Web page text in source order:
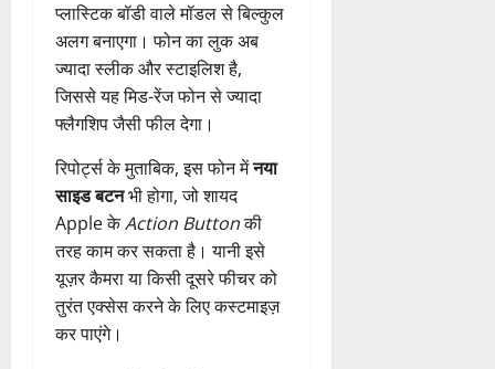
प्लास्टिक बॉडी वाले मॉडल से बिल्कुल
अलग बनाएगा। फोन का लुक अब
ज्यादा स्लीक और स्टाइलिश है,
जिससे यह मिड-रेंज फोन से ज्यादा
फ्लैगशिप जैसी फील देगा।
रिपोर्ट्स के मुताबिक, इस फोन मेंनया
साइड बटनभी होगा, जो शायद
Apple केAction Buttonकी
तरह काम कर सकता है। यानी इसे
यूज़र कैमरा या किसी दूसरे फीचर को
तुरंत एक्सेस करने के लिए कस्टमाइज़
कर पाएंगे।